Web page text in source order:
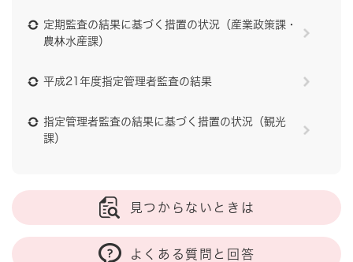
定期監査の結果に基づく措置の状況（産業政策課・
農林水産課）
平成21年度指定管理者監査の結果
指定管理者監査の結果に基づく措置の状況（観光
課）
見つからないときは
よくある質問と回答